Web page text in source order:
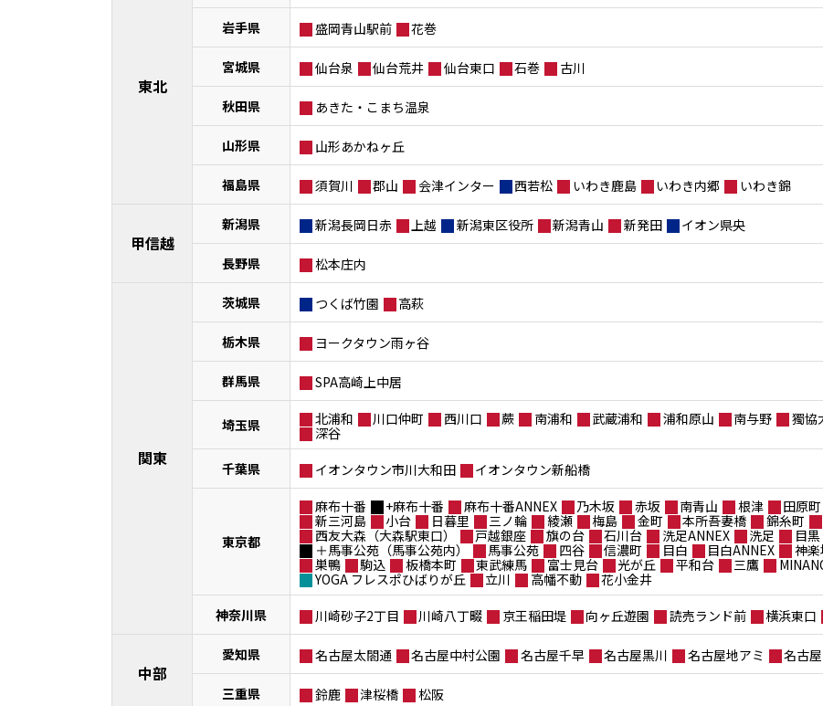
東北
岩手県 盛岡青山駅前 花巻
宮城県 仙台泉 仙台荒井 仙台東口 石巻 古川
秋田県 あきた・こまち温泉
山形県 山形あかねヶ丘
福島県 須賀川 郡山 会津インター 西若松 いわき鹿島 いわき内郷 いわき錦
甲信越
新潟県 新潟長岡日赤 上越 新潟東区役所 新潟青山 新発田 イオン県央
長野県 松本庄内
関東
茨城県 つくば竹園 高萩
栃木県 ヨークタウン雨ヶ谷
群馬県 SPA高崎上中居
埼玉県 北浦和 川口仲町 西川口 蕨 南浦和 武蔵浦和 浦和原山 南与野 獨協
深谷
千葉県
イオンタウン市川大和田 イオンタウン新船橋
東京都
麻布十番 +麻布十番 麻布十番ANNEX 乃木坂 赤坂 南青山 根津 田原町
新三河島
小台 日暮里 三ノ輪 綾瀬 梅島 金町 本所吾妻橋 錦糸町
西友大森（大森駅東口）
戸越銀座 旗の台 石川台 洗足ANNEX 洗足 目黒
＋馬事公苑（馬事公苑内）
馬事公苑 四谷 信濃町 目白 目白ANNEX 神
巣鴨
駒込 板橋本町 東武練馬 富士見台 光が丘 平和台 三鷹
YOGA フレスポひばりが丘
立川 高幡不動
花小金井
神奈川県
川崎砂子2丁目 川崎八丁畷 京王稲田堤 向ヶ丘遊園 読売ランド前 横浜東口
中部
愛知県 名古屋太閤通 名古屋中村公園 名古屋千早 名古屋黒川 名古屋地アミ 名古
三重県 鈴鹿 津桜橋 松阪